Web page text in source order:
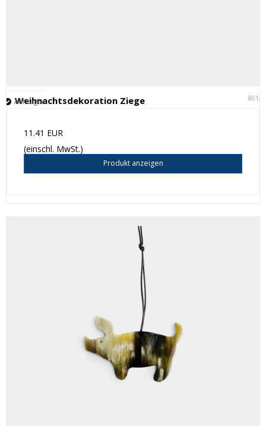
Weihnachtsdekoration Ziege 8014
Auf Lager
11.41 EUR
(einschl. MwSt.)
Produkt anzeigen